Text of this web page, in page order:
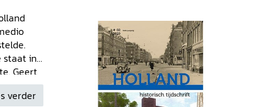
staat in
Geert
'70 en
verder